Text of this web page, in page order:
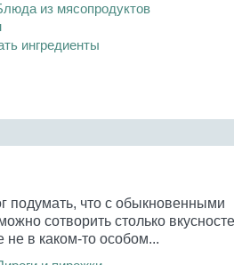
из мясопродуктов
ингредиенты
подумать, что с обыкновенными
сотворить столько
не в каком-то особом...